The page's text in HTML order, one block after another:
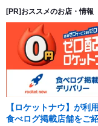
[PR]おススメのお店・情報
【ロケットナウ】が利
食べログ掲載店舗をご